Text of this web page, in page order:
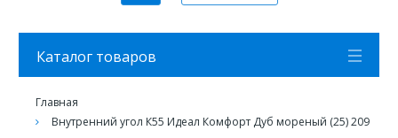
Каталог товаров
Главная
Внутренний угол К55 Идеал Комфорт Дуб мореный (25) 209